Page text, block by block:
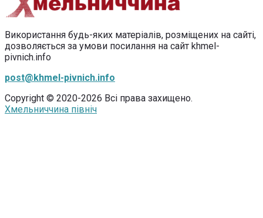
Використання будь-яких матеріалів, розміщених на сайті,
дозволяється за умови посилання на сайт khmel-
pivnich.info
post@khmel-pivnich.info
Copyright © 2020-2026 Всі права захищено.
Хмельниччина північ